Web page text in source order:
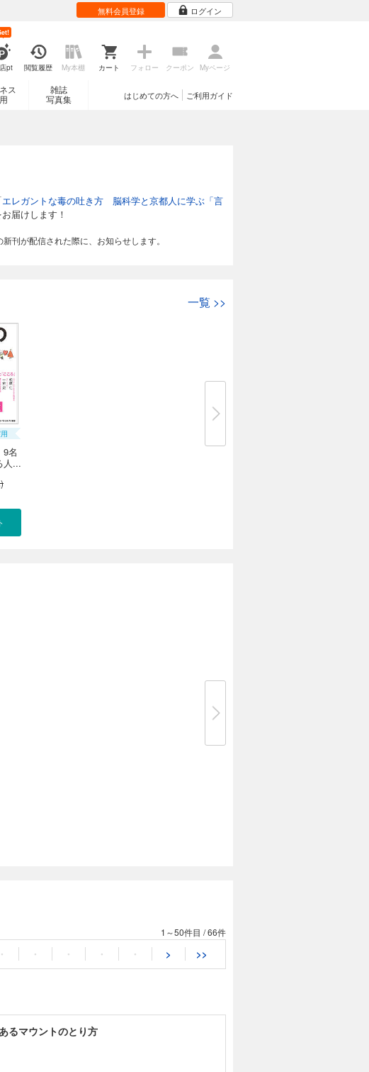
無料会員登録 ログイン
pt 閲覧履歴 My本棚 カート フォロー クーポン Myページ
ス
雑誌
写真集
ご利用ガイド
はじめての方へ
エレガントな毒の吐き方 脳科学と京都人に学ぶ「言
届けします！
刊が配信された際に、お知らせします。
一覧 >>
名
人...
1～50件目 /66件
・ ・ ・ ・ ・ > >>
るマウントのとり方